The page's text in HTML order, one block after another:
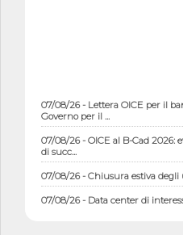
07/08/26 - Lettera OICE per il
Governo per il ...
07/08/26 - OICE al B-Cad 2026:
di succ...
07/08/26 - Chiusura estiva degli
07/08/26 - Data center di
interventi pe...